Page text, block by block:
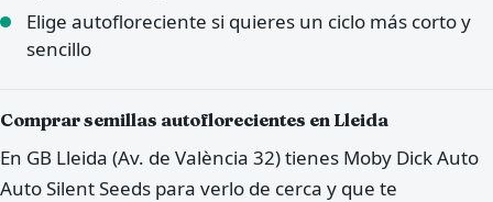
Elige autofloreciente si quieres un ciclo más corto y
sencillo
Comprar semillas autoflorecientes en Lleida
En GB Lleida (Av. de València 32) tienes Moby Dick Auto
Auto Silent Seeds para verlo de cerca y que te